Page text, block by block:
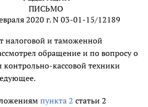
ПИСЬМО
2020 г. N 03-01-15/12189
налоговой и таможенной
обращение и по вопросу о
кассовой техники
пункта 2 статьи 2